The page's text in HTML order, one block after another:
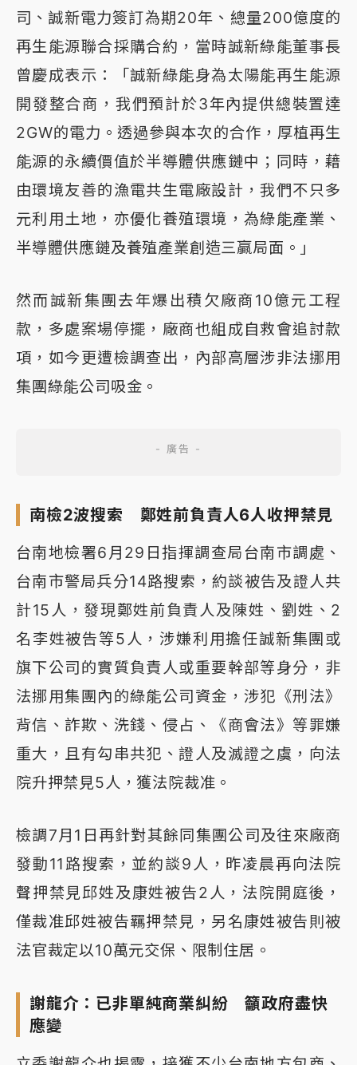
司、誠新電力簽訂為期20年、總量200億度的
再生能源聯合採購合約，當時誠新綠能董事長
曾慶成表示：「誠新綠能身為太陽能再生能源
開發整合商，我們預計於3年內提供總裝置達
2GW的電力。透過參與本次的合作，厚植再生
能源的永續價值於半導體供應鏈中；同時，藉
由環境友善的漁電共生電廠設計，我們不只多
元利用土地，亦優化養殖環境，為綠能產業、
半導體供應鏈及養殖產業創造三贏局面。」
然而誠新集團去年爆出積欠廠商10億元工程
款，多處案場停擺，廠商也組成自救會追討款
項，如今更遭檢調查出，內部高層涉非法挪用
集團綠能公司吸金。
南檢2波搜索 鄭姓前負責人6人收押禁見
台南地檢署6月29日指揮調查局台南市調處、
台南市警局兵分14路搜索，約談被告及證人共
計15人，發現鄭姓前負責人及陳姓、劉姓、2
名李姓被告等5人，涉嫌利用擔任誠新集團或
旗下公司的實質負責人或重要幹部等身分，非
法挪用集團內的綠能公司資金，涉犯《刑法》
背信、詐欺、洗錢、侵占、《商會法》等罪嫌
重大，且有勾串共犯、證人及滅證之虞，向法
院升押禁見5人，獲法院裁准。
檢調7月1日再針對其餘同集團公司及往來廠商
發動11路搜索，並約談9人，昨凌晨再向法院
聲押禁見邱姓及康姓被告2人，法院開庭後，
僅裁准邱姓被告羈押禁見，另名康姓被告則被
法官裁定以10萬元交保、限制住居。
謝龍介：已非單純商業糾紛 籲政府盡快
應變